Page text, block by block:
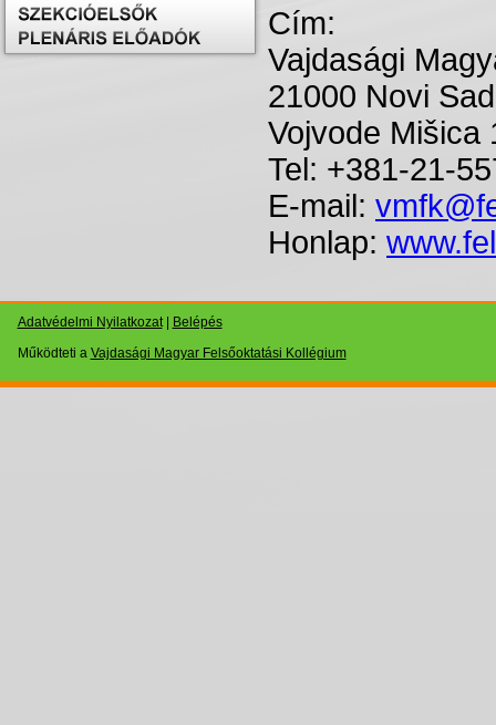
Cím:
Vajdasági
21000 Novi Sad
Vojvode Mišica
Tel: +381-21-
E-mail:
Honlap:
Adatvédelmi Nyilatkozat| Belépés
Működteti a Vajdasági Magyar Felsőoktatási Kollégium